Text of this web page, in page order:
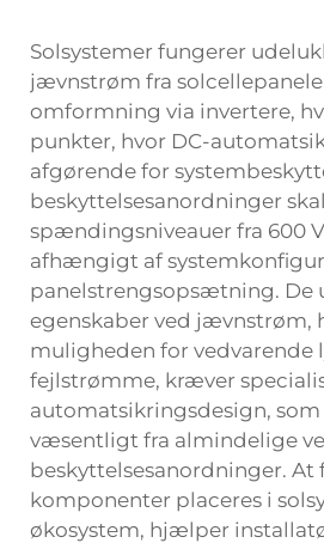
Solsystemer fungerer
jævnstrøm fra
omformning via invertere,
punkter, hvor DC-
afgørende for
beskyttelsesanordninger
spændingsniveauer fra 600 V
afhængigt af
panelstrengsopsætning. De
egenskaber ved jævnstrøm,
muligheden for vedvarende
fejlstrømme, kræver
automatsikringsdesign, som
væsentligt fra almindelige
beskyttelsesanordninger. At
komponenter placeres i
økosystem, hjælper